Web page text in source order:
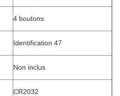
4 boutons
Identification 47
Non inclus
CR2032